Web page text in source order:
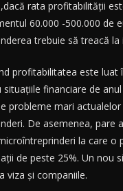
rata profitabilității
60.000 -500.000 de
trebuie să treacă
profitabilitatea este luat
situațiile financiare de
probleme mari actualelor
De asemenea, pare
la care o
de peste 25%. Un nou
viza și companiile.